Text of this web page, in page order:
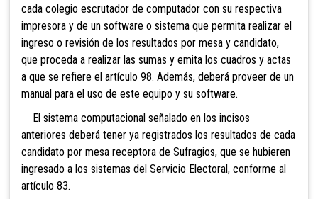
cada colegio escrutador de computador con su respectiva
impresora y de un software o sistema que permita realizar el
ingreso o revisión de los resultados por mesa y candidato,
que proceda a realizar las sumas y emita los cuadros y actas
a que se refiere el artículo 98. Además, deberá proveer de un
manual para el uso de este equipo y su software.
El sistema computacional señalado en los incisos
anteriores deberá tener ya registrados los resultados de cada
candidato por mesa receptora de Sufragios, que se hubieren
ingresado a los sistemas del Servicio Electoral, conforme al
artículo 83.